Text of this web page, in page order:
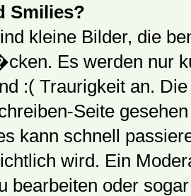
Smilies?
kleine Bilder, die
Es werden nur
:( Traurigkeit an.
Seite
kann schnell
wird. Ein
bearbeiten oder